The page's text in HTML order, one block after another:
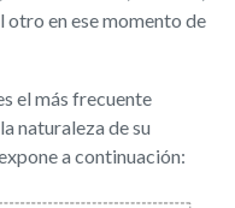
otro en ese momento de
el ​más frecuente
naturaleza de su
a continuación: